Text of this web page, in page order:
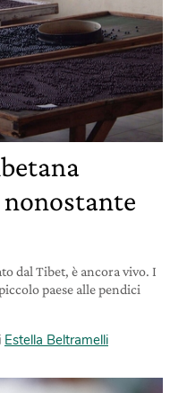
dal Tibet, è ancora vivo. I
paese alle pendici
Estella Beltramelli